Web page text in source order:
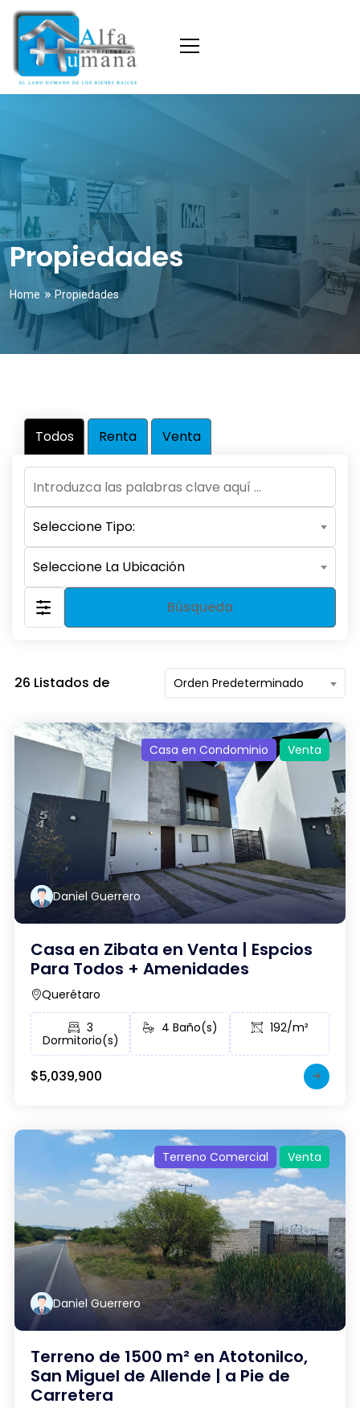
Propiedades
Home » Propiedades
Todos Renta Venta
Seleccione Tipo:
Seleccione La Ubicación
Búsqueda
26 Listados de Orden Predeterminado
Casa en Condominio Venta
Daniel Guerrero
Casa en Zibata en Venta | Espcios
Para Todos + Amenidades
Querétaro
3
Dormitorio(s)
4 Baño(s) 192/m²
$5,039,900
Terreno Comercial Venta
Daniel Guerrero
Terreno de 1500 m² en Atotonilco,
San Miguel de Allende | a Pie de
Carretera